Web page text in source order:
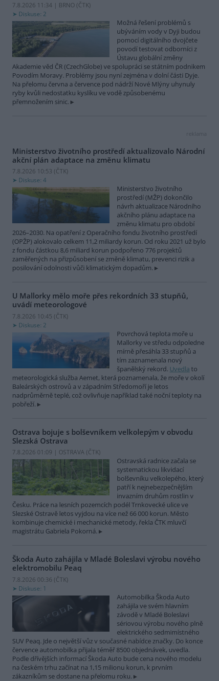
7.8.2026 11:34 | BRNO (ČTK)
Diskuse: 2
Možná řešení problémů s
ubýváním vody v Dyji budou
pomocí digitálního dvojčete
povodí testovat odborníci z
Ústavu globální změny
Akademie věd ČR (CzechGlobe) ve spolupráci se státním podnikem
Povodím Moravy. Problémy jsou nyní zejména v dolní části Dyje.
Na přelomu června a července pod nádrží Nové Mlýny uhynuly
ryby kvůli nedostatku kyslíku ve vodě způsobenému
přemnožením sinic.
reklama
Ministerstvo životního prostředí aktualizovalo Národní
akční plán adaptace na změnu klimatu
7.8.2026 10:53 (ČTK)
Diskuse: 4
Ministerstvo životního
prostředí (MŽP) dokončilo
návrh aktualizace Národního
akčního plánu adaptace na
změnu klimatu pro období
2026–2030. Na opatření z Operačního fondu životního prostředí
(OPŽP) alokovalo celkem 11,2 miliardy korun. Od roku 2021 už bylo
z fondu částkou 8,6 miliard korun podpořeno 776 projektů
zaměřených na přizpůsobení se změně klimatu, prevenci rizik a
posilování odolnosti vůči klimatickým dopadům.
U Mallorky mělo moře přes rekordních 33 stupňů,
uvádí meteorologové
7.8.2026 10:45 (ČTK)
Diskuse: 2
Povrchová teplota moře u
Mallorky ve středu odpoledne
mírně přesáhla 33 stupňů a
tím zaznamenala nový
španělský rekord. Uvedla to
meteorologická služba Aemet, která poznamenala, že moře v okolí
Baleárských ostrovů a v západním Středomoří je letos
nadprůměrně teplé, což ovlivňuje například také noční teploty na
pobřeží.
Ostrava bojuje s bolševníkem velkolepým v obvodu
Slezská Ostrava
7.8.2026 01:09 | OSTRAVA (ČTK)
Ostravská radnice začala se
systematickou likvidací
bolševníku velkolepého, který
patří k nejnebezpečnějším
invazním druhům rostlin v
Česku. Práce na lesních pozemcích podél Trnkovecké ulice ve
Slezské Ostravě letos vyjdou na více než 66 000 korun. Město
kombinuje chemické i mechanické metody, řekla ČTK mluvčí
magistrátu Gabriela Pokorná.
Škoda Auto zahájila v Mladé Boleslavi výrobu nového
elektromobilu Peaq
7.8.2026 00:36 (ČTK)
Diskuse: 1
Automobilka Škoda Auto
zahájila ve svém hlavním
závodě v Mladé Boleslavi
sériovou výrobu nového plně
elektrického sedmimístného
SUV Peaq. Jde o největší vůz v současné nabídce značky. Do konce
července automobilka přijala téměř 8500 objednávek, uvedla.
Podle dřívějších informací Škoda Auto bude cena nového modelu
na českém trhu začínat na 1,15 milionu korun, k prvním
zákazníkům se dostane na přelomu roku.